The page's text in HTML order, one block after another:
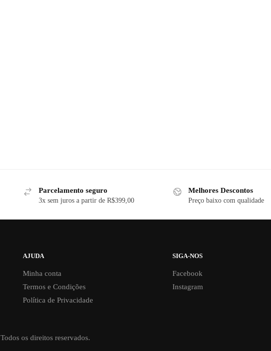
Parcelamento seguro
3x sem juros a partir de R$399,00
Melhores Descontos
Preço baixo com qualidade
AJUDA
Minha conta
Termos e Condições
Política de Privacidade
SIGA-NOS
Facebook
Instagram
os direitos reservados.